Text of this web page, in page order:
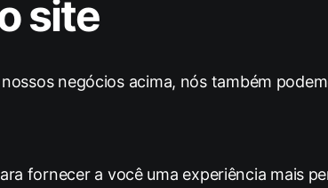
site
negócios acima, nós também
fornecer a você uma experiência mais